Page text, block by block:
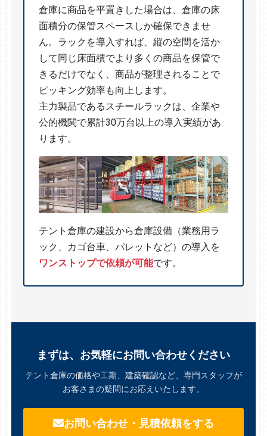
倉庫に商品を平置きした場合は、倉庫の床
面積分の保管スペースしか確保できませ
ん。ラックを導入すれば、縦の空間を活か
して同じ床面積でより多くの商品を保管で
きるだけでなく、商品が整理されることで
ピッキング効率も向上します。
主力製品であるスチールラックは、企業や
公的機関で累計30万台以上の導入実績があ
ります。
テント倉庫の建設から倉庫設備（業務用ラ
ック、カゴ台車、パレットなど）の導入を
ワンストップで依頼が可能です。
まずは、お気軽にお問い合わせください
テント倉庫の価格や工期、建築確認など、専門スタッフが
お客さまの疑問にお応えいたします。
お問い合わせ・見積依頼をする